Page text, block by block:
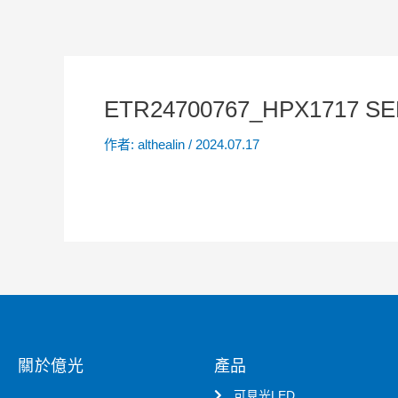
ETR24700767_HPX1717
作者: althealin / 2024.07.17
關於億光 產品